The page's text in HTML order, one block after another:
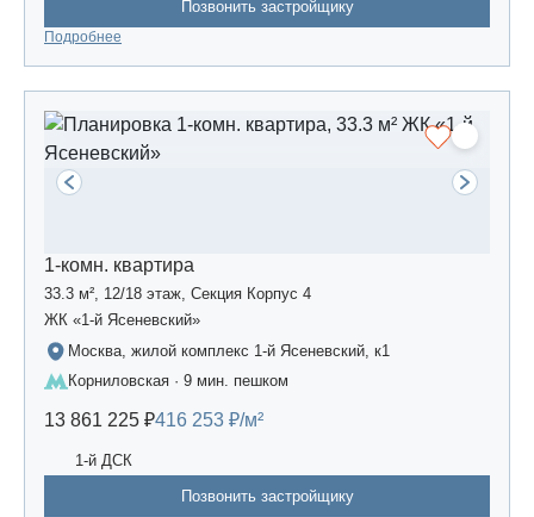
Позвонить застройщику
Подробнее
1-комн. квартира
33.3 м², 12/18 этаж, Секция Корпус 4
ЖК «1-й Ясеневский»
Москва, жилой комплекс 1-й Ясеневский, к1
Корниловская · 9 мин. пешком
13 861 225 ₽416 253 ₽/м²
1-й ДСК
Позвонить застройщику